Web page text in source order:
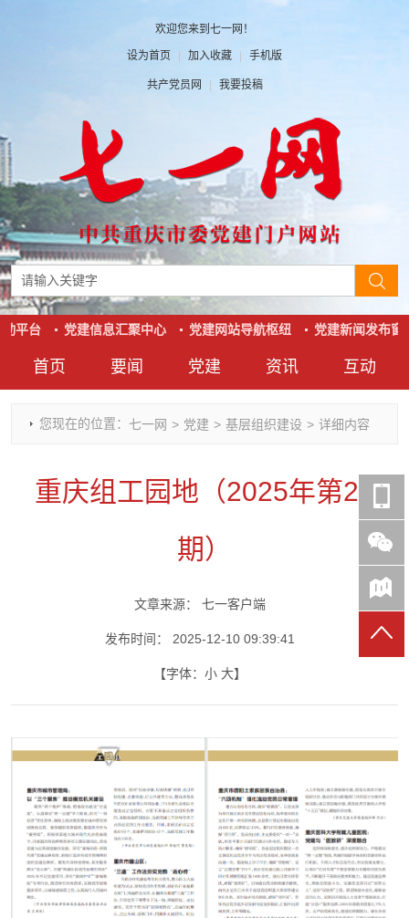
欢迎您来到七一网！
设为首页 | 加入收藏 | 手机版
共产党员网 | 我要投稿
首页 要闻
时政要闻
干部任免
七一视角
党建
党建动态
人才工作
作风建设
资讯
热点关注
党刊好文
党史参阅
互动
红岩评论
七一文学
七一号
平台 党建信息汇聚中心 党建网站导航枢纽 党建新闻发布窗
您现在的位置： 七一网 > 党建 > 基层组织建设 > 详细内容
重庆组工园地（2025年第23
期）
文章来源： 七一客户端
发布时间： 2025-12-10 09:39:41
【字体： 小 大】